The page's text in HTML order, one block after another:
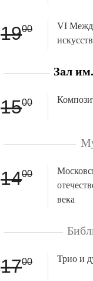
1900
VI
Зал
1500
1400
века
1700 Трио и